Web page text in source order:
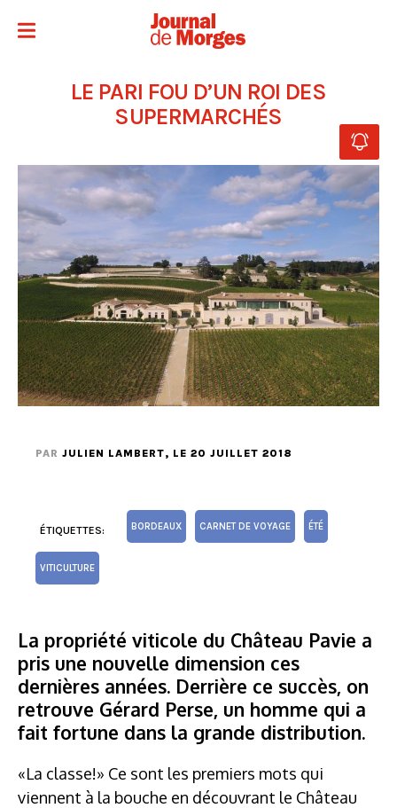
LE PARI FOU D’UN ROI DES
SUPERMARCHÉS
PAR JULIEN LAMBERT, LE 20 JUILLET 2018
ÉTIQUETTES: BORDEAUX CARNET DE VOYAGE ÉTÉ
VITICULTURE
La propriété viticole du Château Pavie a
pris une nouvelle dimension ces
dernières années. Derrière ce succès, on
retrouve Gérard Perse, un homme qui a
fait fortune dans la grande distribution.
«La classe!» Ce sont les premiers mots qui
viennent à la bouche en découvrant le Château